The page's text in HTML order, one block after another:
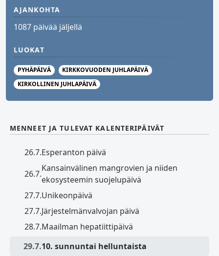
AJANKOHTA
1087 päivää jäljellä
LUOKAT
PYHÄPÄIVÄ
KIRKKOVUODEN JUHLAPÄIVÄ
KIRKOLLINEN JUHLAPÄIVÄ
MENNEET JA TULEVAT KALENTERIPÄIVÄT
26.7.Esperanton päivä
26.7.
Kansainvälinen mangrovien ja niiden
ekosysteemin suojelupäivä
27.7.Unikeonpäivä
27.7.Järjestelmänvalvojan päivä
28.7.Maailman hepatiittipäivä
29.7.10. sunnuntai helluntaista